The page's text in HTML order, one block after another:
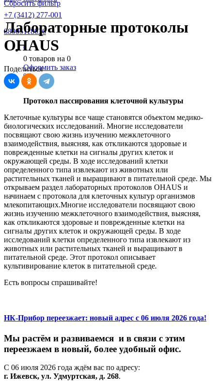
+7 (3412) 277-001
88005118036
0
0 товаров на 0
Оформить заказ
0 0
Сбросить фильтр
Лабораторные протоколы
OHAUS
Поделиться
Протокол пассирования клеточной культуры
Клеточные культуры все чаще становятся объектом медико-
биологических исследований. Многие исследователи
посвящают свою жизнь изучению межклеточного
взаимодействия, выясняя, как откликаются здоровые и
поврежденные клетки на сигналы других клеток и
окружающей среды. В ходе исследований клетки
определенного типа извлекают из животных или
растительных тканей и выращивают в питательной среде. Мы
открываем раздел лабораторных протоколов OHAUS и
начинаем с протокола для клеточных культур организмов
млекопитающих.Многие исследователи посвящают свою
жизнь изучению межклеточного взаимодействия, выясняя,
как откликаются здоровые и поврежденные клетки на
сигналы других клеток и окружающей среды. В ходе
исследований клетки определенного типа извлекают из
животных или растительных тканей и выращивают в
питательной среде. Этот протокол описывает
культивирование клеток в питательной среде.
Есть вопросы спрашивайте!
НК-Прибор переезжает: новый адрес с 06 июля 2026 года!
Мы растём и развиваемся и в связи с этим
переезжаем в новый, более удобный офис.
С 06 июля 2026 года ждём вас по адресу:
г. Ижевск, ул. Удмуртская, д. 268.